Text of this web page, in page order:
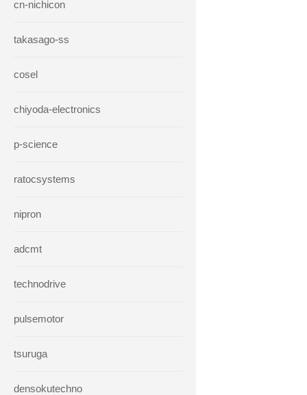
cn-nichicon
takasago-ss
cosel
chiyoda-electronics
p-science
ratocsystems
nipron
adcmt
technodrive
pulsemotor
tsuruga
densokutechno